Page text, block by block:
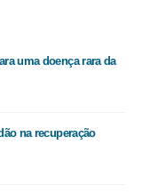
uma doença rara da
na recuperação